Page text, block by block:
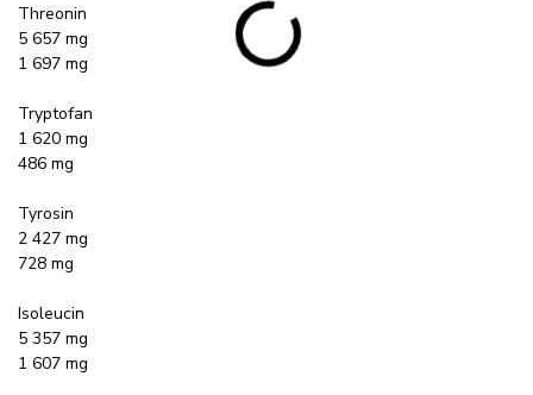
Threonin
5 657 mg
1 697 mg
Tryptofan
1 620 mg
486 mg
Tyrosin
2 427 mg
728 mg
Isoleucin
5 357 mg
1 607 mg